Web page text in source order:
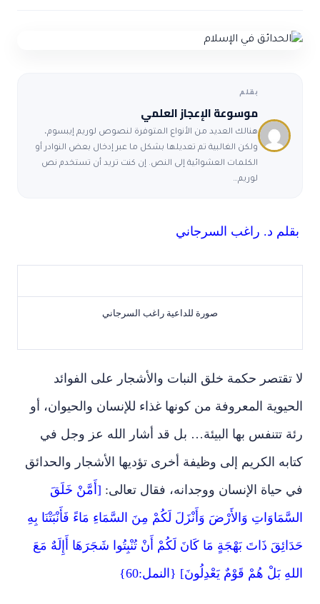
حول السنة
بقلم
موسوعة الإعجاز العلمي
هنالك العديد من الأنواع المتوفرة لنصوص لوريم إيبسوم،
ولكن الغالبية تم تعديلها بشكل ما عبر إدخال بعض النوادر أو
الكلمات العشوائية إلى النص. إن كنت تريد أن تستخدم نص
لوريم…
بقلم د. راغب السرجاني
صورة للداعية راغب السرجاني
لا تقتصر حكمة خلق النبات والأشجار على الفوائد
الحيوية المعروفة من كونها غذاء للإنسان والحيوان، أو
رئة تتنفس بها البيئة… بل قد أشار الله عز وجل في
كتابه الكريم إلى وظيفة أخرى تؤديها الأشجار والحدائق
في حياة الإنسان ووجدانه، فقال تعالى: [أَمَّنْ خَلَقَ
السَّمَاوَاتِ وَالأَرْضَ وَأَنْزَلَ لَكُمْ مِنَ السَّمَاءِ مَاءً فَأَنْبَتْنَا بِهِ
حَدَائِقَ ذَاتَ بَهْجَةٍ مَا كَانَ لَكُمْ أَنْ تُنْبِتُوا شَجَرَهَا أَإِلَهٌ مَعَ
اللهِ بَلْ هُمْ قَوْمٌ يَعْدِلُونَ] {النمل:60}